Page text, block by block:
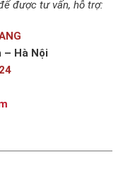
được tư vấn, hỗ trợ:
Hà Nội